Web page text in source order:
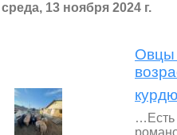
среда, 13 ноября 2024 г.
Овцы
…Есть